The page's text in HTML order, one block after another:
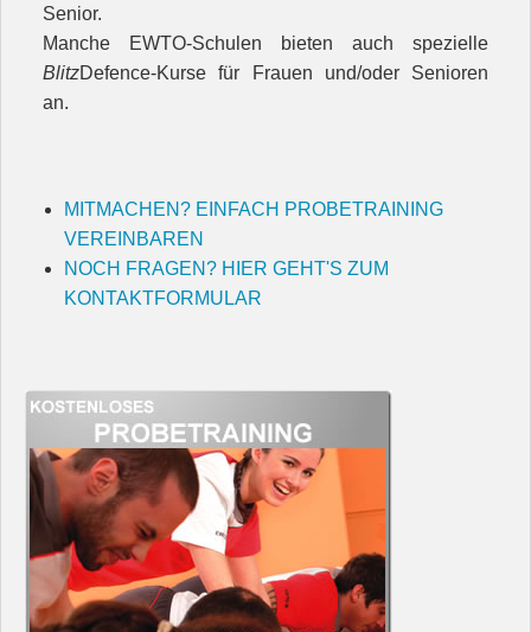
Senior.
Manche EWTO-Schulen bieten auch spezielle
BlitzDefence-Kurse für Frauen und/oder Senioren
an.
MITMACHEN? EINFACH PROBETRAINING
VEREINBAREN
NOCH FRAGEN? HIER GEHT'S ZUM
KONTAKTFORMULAR